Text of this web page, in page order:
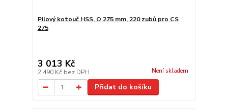
Pilový kotouč HSS, O 275 mm, 220 zubů pro CS
275
3 013 Kč
2 490 Kč bez DPH Není skladem
Přidat do košíku